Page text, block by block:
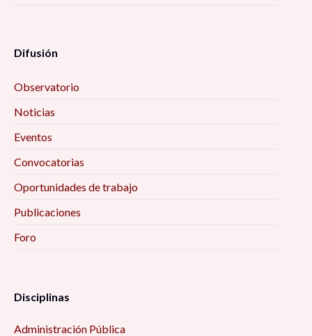
Difusión
Observatorio
Noticias
Eventos
Convocatorias
Oportunidades de trabajo
Publicaciones
Foro
Disciplinas
Administración Pública